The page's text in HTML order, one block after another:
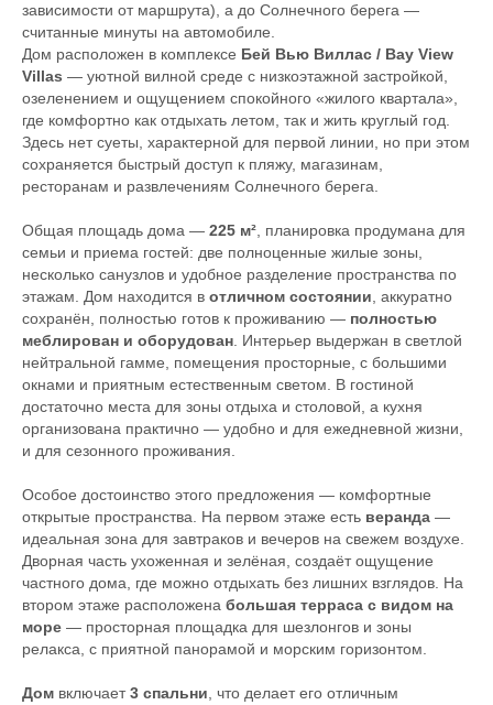
зависимости от маршрута), а до Солнечного берега —
считанные минуты на автомобиле.
Дом расположен в комплексе Бей Вью Виллас / Bay View
Villas — уютной вилной среде с низкоэтажной застройкой,
озеленением и ощущением спокойного «жилого квартала»,
где комфортно как отдыхать летом, так и жить круглый год.
Здесь нет суеты, характерной для первой линии, но при этом
сохраняется быстрый доступ к пляжу, магазинам,
ресторанам и развлечениям Солнечного берега.
Общая площадь дома — 225 м², планировка продумана для
семьи и приема гостей: две полноценные жилые зоны,
несколько санузлов и удобное разделение пространства по
этажам. Дом находится в отличном состоянии, аккуратно
сохранён, полностью готов к проживанию — полностью
меблирован и оборудован. Интерьер выдержан в светлой
нейтральной гамме, помещения просторные, с большими
окнами и приятным естественным светом. В гостиной
достаточно места для зоны отдыха и столовой, а кухня
организована практично — удобно и для ежедневной жизни,
и для сезонного проживания.
Особое достоинство этого предложения — комфортные
открытые пространства. На первом этаже есть веранда —
идеальная зона для завтраков и вечеров на свежем воздухе.
Дворная часть ухоженная и зелёная, создаёт ощущение
частного дома, где можно отдыхать без лишних взглядов. На
втором этаже расположена большая терраса с видом на
море — просторная площадка для шезлонгов и зоны
релакса, с приятной панорамой и морским горизонтом.
Дом включает3 спальни, что делает его отличным